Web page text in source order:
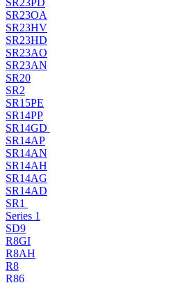
SR23OA
SR23HV
SR23HD
SR23AO
SR23AN
SR20
SR2
SR15PE
SR14PP
SR14GD
SR14AP
SR14AN
SR14AH
SR14AG
SR14AD
SR1
Series 1
SD9
R8GI
R8AH
R8
R86